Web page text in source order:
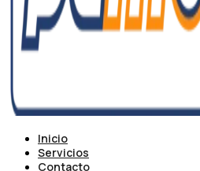
Inicio
Servicios
Contacto